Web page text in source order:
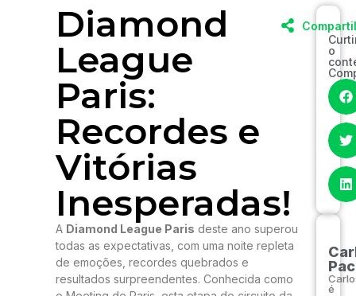
Diamond
League
Paris:
Recordes e
Vitórias
Inesperadas!
A Diamond League Paris deste ano superou
todas as expectativas, com uma noite repleta
de emoções, recordes quebrados e
resultados surpreendentes. Conhecida como
o
é